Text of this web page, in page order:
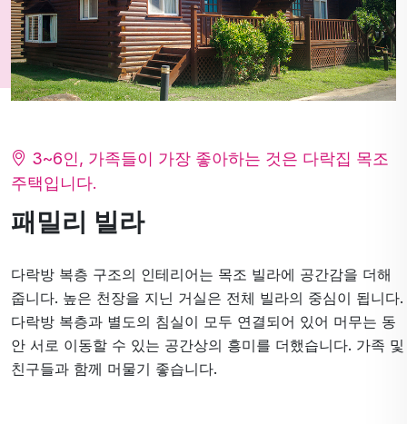
3~6인, 가족들이 가장 좋아하는 것은 다락집 목조
주택입니다.
패밀리 빌라
다락방 복층 구조의 인테리어는 목조 빌라에 공간감을 더해
줍니다. 높은 천장을 지닌 거실은 전체 빌라의 중심이 됩니다.
다락방 복층과 별도의 침실이 모두 연결되어 있어 머무는 동
안 서로 이동할 수 있는 공간상의 흥미를 더했습니다. 가족 및
친구들과 함께 머물기 좋습니다.